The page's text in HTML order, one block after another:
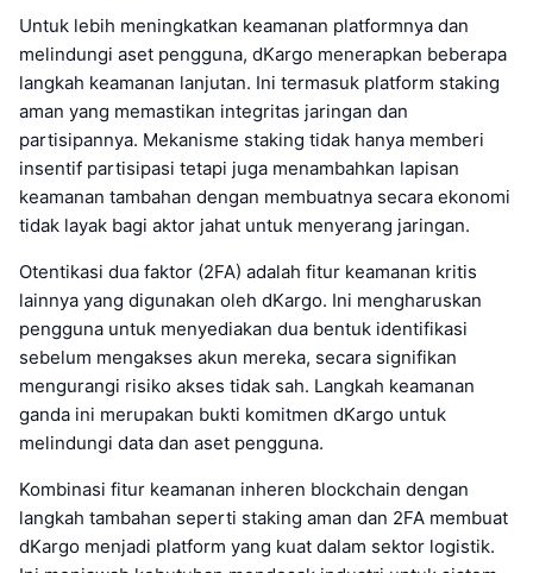
Untuk lebih meningkatkan keamanan platformnya dan
melindungi aset pengguna, dKargo menerapkan beberapa
langkah keamanan lanjutan. Ini termasuk platform staking
aman yang memastikan integritas jaringan dan
partisipannya. Mekanisme staking tidak hanya memberi
insentif partisipasi tetapi juga menambahkan lapisan
keamanan tambahan dengan membuatnya secara ekonomi
tidak layak bagi aktor jahat untuk menyerang jaringan.
Otentikasi dua faktor (2FA) adalah fitur keamanan kritis
lainnya yang digunakan oleh dKargo. Ini mengharuskan
pengguna untuk menyediakan dua bentuk identifikasi
sebelum mengakses akun mereka, secara signifikan
mengurangi risiko akses tidak sah. Langkah keamanan
ganda ini merupakan bukti komitmen dKargo untuk
melindungi data dan aset pengguna.
Kombinasi fitur keamanan inheren blockchain dengan
langkah tambahan seperti staking aman dan 2FA membuat
dKargo menjadi platform yang kuat dalam sektor logistik.